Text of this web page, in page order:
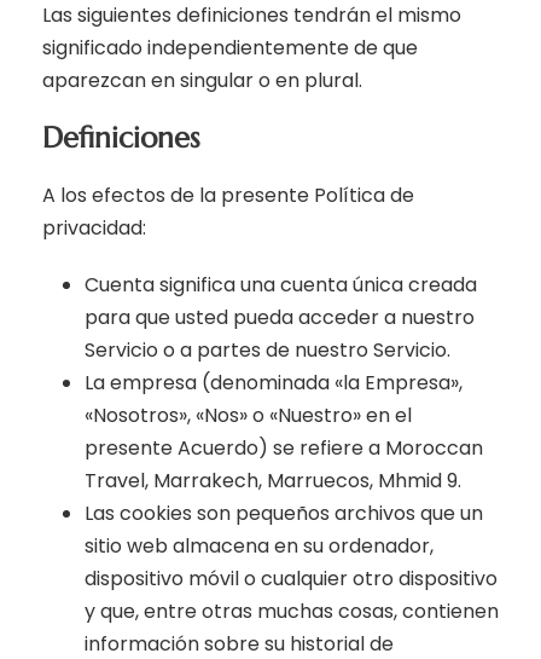
Las siguientes definiciones tendrán el mismo
significado independientemente de que
aparezcan en singular o en plural.
Definiciones
A los efectos de la presente Política de
privacidad:
Cuenta significa una cuenta única creada
para que usted pueda acceder a nuestro
Servicio o a partes de nuestro Servicio.
La empresa (denominada «la Empresa»,
«Nosotros», «Nos» o «Nuestro» en el
presente Acuerdo) se refiere a Moroccan
Travel, Marrakech, Marruecos, Mhmid 9.
Las cookies son pequeños archivos que un
sitio web almacena en su ordenador,
dispositivo móvil o cualquier otro dispositivo
y que, entre otras muchas cosas, contienen
información sobre su historial de